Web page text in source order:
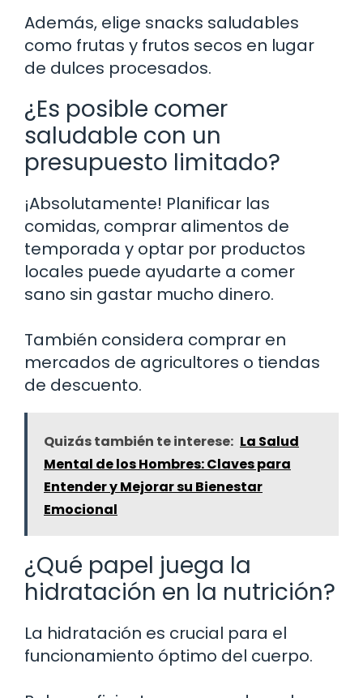
Además, elige snacks saludables
como frutas y frutos secos en lugar
de dulces procesados.
¿Es posible comer
saludable con un
presupuesto limitado?
¡Absolutamente! Planificar las
comidas, comprar alimentos de
temporada y optar por productos
locales puede ayudarte a comer
sano sin gastar mucho dinero.
También considera comprar en
mercados de agricultores o tiendas
de descuento.
Quizás también te interese: La Salud
Mental de los Hombres: Claves para
Entender y Mejorar su Bienestar
Emocional
¿Qué papel juega la
hidratación en la nutrición?
La hidratación es crucial para el
funcionamiento óptimo del cuerpo.